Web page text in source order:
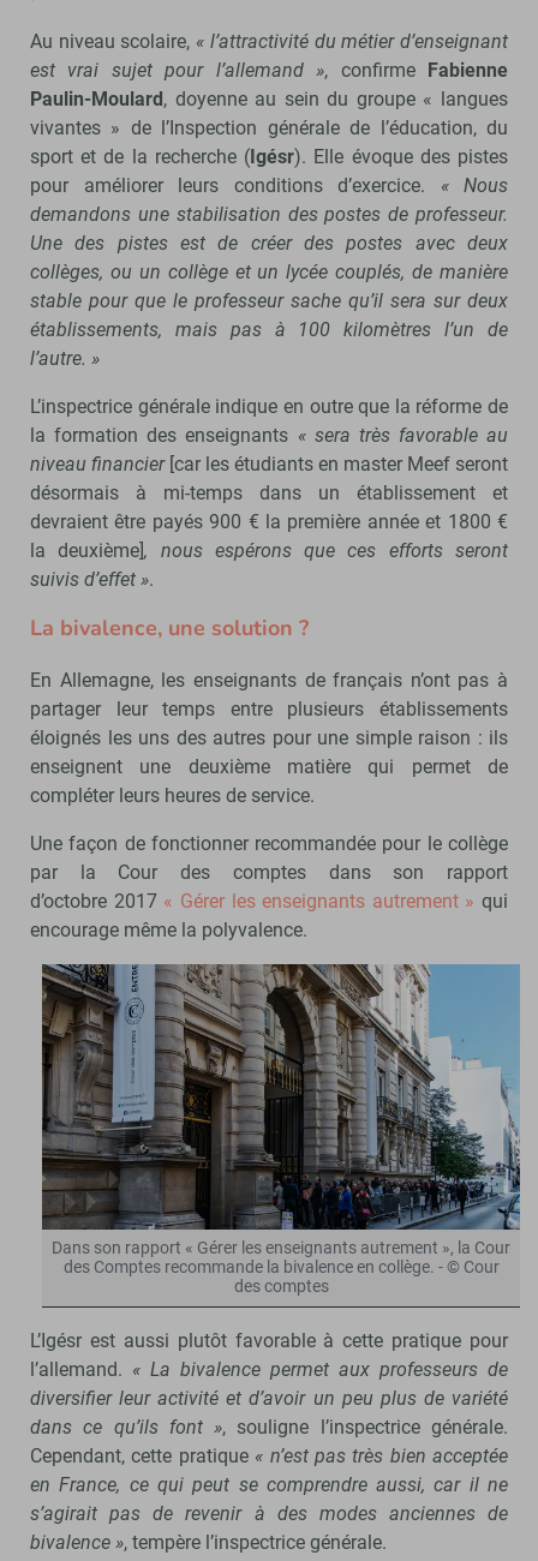
Au niveau scolaire, « l’attractivité du métier d’enseignant
est vrai sujet pour l’allemand », confirme Fabienne
Paulin-Moulard, doyenne au sein du groupe « langues
vivantes » de l’Inspection générale de l’éducation, du
sport et de la recherche (Igésr). Elle évoque des pistes
pour améliorer leurs conditions d’exercice. « Nous
demandons une stabilisation des postes de professeur.
Une des pistes est de créer des postes avec deux
collèges, ou un collège et un lycée couplés, de manière
stable pour que le professeur sache qu’il sera sur deux
établissements, mais pas à 100 kilomètres l’un de
l’autre. »
L’inspectrice générale indique en outre que la réforme de
la formation des enseignants « sera très favorable au
niveau financier [car les étudiants en master Meef seront
désormais à mi-temps dans un établissement et
devraient être payés 900 € la première année et 1800 €
la deuxième], nous espérons que ces efforts seront
suivis d’effet ».
La bivalence, une solution ?
En Allemagne, les enseignants de français n’ont pas à
partager leur temps entre plusieurs établissements
éloignés les uns des autres pour une simple raison : ils
enseignent une deuxième matière qui permet de
compléter leurs heures de service.
Une façon de fonctionner recommandée pour le collège
par la Cour des comptes dans son rapport
d’octobre 2017 « Gérer les enseignants autrement » qui
encourage même la polyvalence.
Dans son rapport « Gérer les enseignants autrement », la Cour
des Comptes recommande la bivalence en collège. - © Cour
des comptes
L’Igésr est aussi plutôt favorable à cette pratique pour
l’allemand. « La bivalence permet aux professeurs de
diversifier leur activité et d’avoir un peu plus de variété
dans ce qu’ils font », souligne l’inspectrice générale.
Cependant, cette pratique « n’est pas très bien acceptée
en France, ce qui peut se comprendre aussi, car il ne
s’agirait pas de revenir à des modes anciennes de
bivalence », tempère l’inspectrice générale.